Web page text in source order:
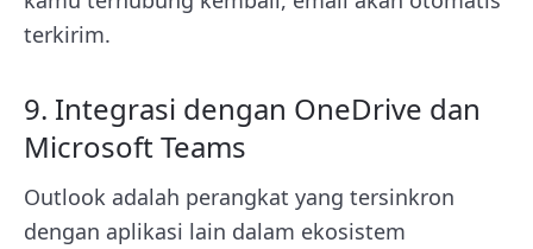
terkirim.
9. Integrasi dengan OneDrive dan
Microsoft Teams
Outlook adalah perangkat yang tersinkron
dengan aplikasi lain dalam ekosistem